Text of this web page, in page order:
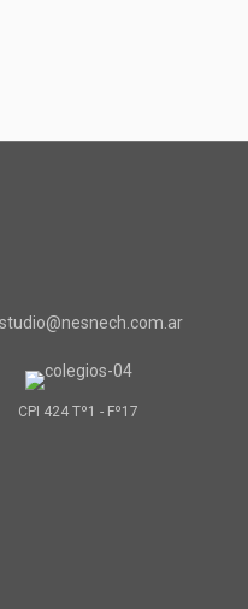
CPI 424 Tº1 - Fº17